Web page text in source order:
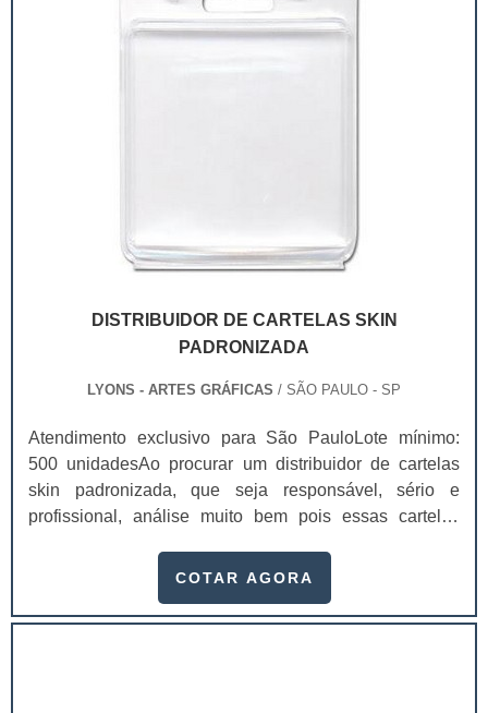
DISTRIBUIDOR DE CARTELAS SKIN
PADRONIZADA
LYONS - ARTES GRÁFICAS / SÃO PAULO - SP
Atendimento exclusivo para São PauloLote mínimo:
500 unidadesAo procurar um distribuidor de cartelas
skin padronizada, que seja responsável, sério e
profissional, análise muito bem pois essas cartelas
produto.A busca por empresas sérias para adquirir esse
podem assegurar aos clientes características pontuais
COTAR AGORA